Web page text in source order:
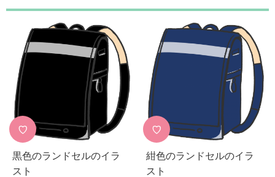
♡
黒色のランドセルのイラ
スト
♡
紺色のランドセルのイラ
スト